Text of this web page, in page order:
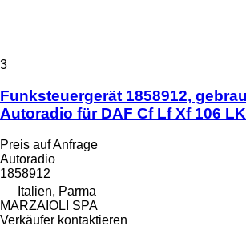
3
Funksteuergerät 1858912,
Autoradio für DAF Cf Lf Xf 106
Preis auf Anfrage
Autoradio
1858912
Italien, Parma
MARZAIOLI SPA
Verkäufer kontaktieren